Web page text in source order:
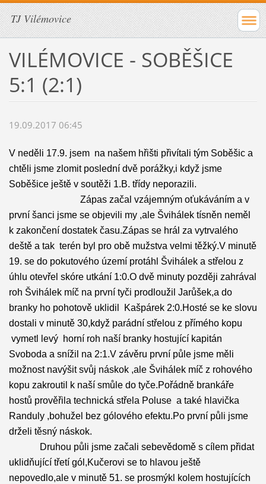
TJ Vilémovice
VILÉMOVICE - SOBĚŠICE
5:1 (2:1)
19.09.2017 06:45
V neděli 17.9. jsem na našem hřišti přivítali tým Soběšic a
chtěli jsme zlomit poslední dvě porážky,i když jsme
Soběšice ještě v soutěži 1.B. třídy neporazili.
Zápas začal vzájemným oťukáváním a v
první šanci jsme se objevili my ,ale Švihálek tísněn neměl
k zakončení dostatek času.Zápas se hrál za vytrvalého
deště a tak terén byl pro obě mužstva velmi těžký.V minutě
19. se do pokutového území protáhl Švihálek a střelou z
úhlu otevřel skóre utkání 1:0.O dvě minuty později zahrával
roh Švihálek míč na první tyči prodloužil Jarůšek,a do
branky ho pohotově uklidil Kašpárek 2:0.Hosté se ke slovu
dostali v minutě 30,když parádní střelou z přímého kopu
vymetl levý horní roh naší branky hostující kapitán
Svoboda a snížil na 2:1.V závěru první půle jsme měli
možnost navýšit svůj náskok ,ale Švihálek míč z rohového
kopu zakroutil k naší smůle do tyče.Pořádně brankáře
hostů prověřila technická střela Poluse a také hlavička
Randuly ,bohužel bez gólového efektu.Po první půli jsme
drželi těsný náskok.
Druhou půli jsme začali sebevědomě s cílem přidat
uklidňující třetí gól,Kučerovi se to hlavou ještě
nepovedlo,ale v minutě 51. se prosmýkl kolem hostujících